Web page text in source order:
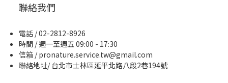
聯絡我們
電話 / 02-2812-8926
時間 / 週一至週五 09:00 - 17:30
信箱 / pronature.service.tw@gmail.com
聯絡地址/ 台北市士林區延平北路八段2巷194號